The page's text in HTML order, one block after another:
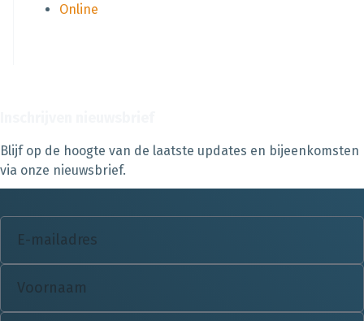
Online
Blijf op de hoogte van de laatste updates en bijeenkomsten
via onze nieuwsbrief.